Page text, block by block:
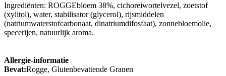
Ingrediënten: ROGGEbloem 38%, cichoreiwortelvezel, zoetstof
(xylitol), water, stabilisator (glycerol), rijsmiddelen
(natriumwaterstofcarbonaat, dinatriumdifosfaat), zonnebloemolie,
specerijen, natuurlijk aroma.
Allergie-informatie
Bevat:Rogge, Glutenbevattende Granen